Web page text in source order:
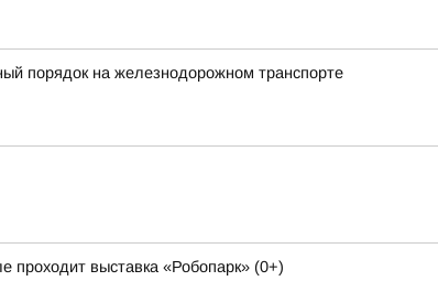
порядок на железнодорожном транспорте
выставка «Робопарк» (0+)